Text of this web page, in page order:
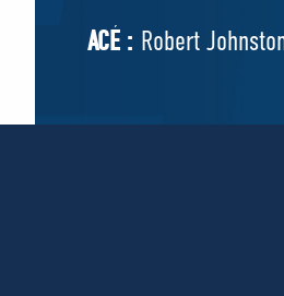
Cabinet fantôme
ACÉ
ACÉ : Robert